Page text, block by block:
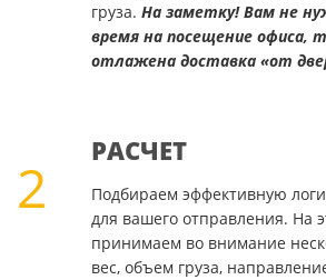
груза. На заметку! Вам не
время на посещение офиса,
отлажена доставка «от
2
РАСЧЕТ
Подбираем эффективную
для вашего отправления. На
принимаем во внимание
вес, объем груза,